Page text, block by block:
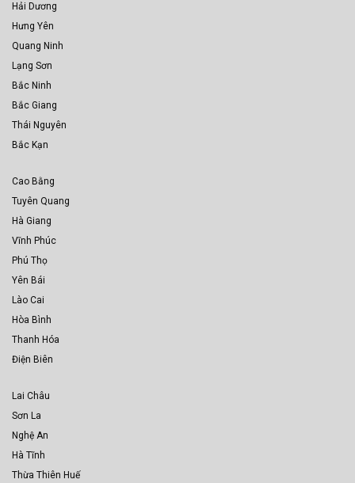
Hải Dương
Hưng Yên
Quang Ninh
Lạng Sơn
Bắc Ninh
Bắc Giang
Thái Nguyên
Bắc Kạn
Cao Bằng
Tuyên Quang
Hà Giang
Vĩnh Phúc
Phú Thọ
Yên Bái
Lào Cai
Hòa Bình
Thanh Hóa
Điện Biên
Lai Châu
Sơn La
Nghệ An
Hà Tĩnh
Thừa Thiên Huế